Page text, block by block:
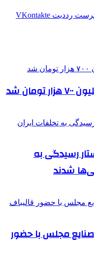
‫رددیت ‫VKontakte
رسیدگی به
شدند
مجلس با حضور